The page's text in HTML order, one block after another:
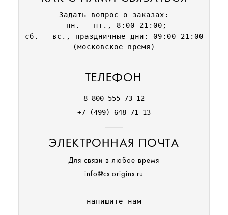
товара, свяжитесь с нами по телефонам8-800-555-73-12
+7 (499) 648-71-13 или электронной почте
info@cs.origins.ru
Задать вопрос о заказах:
пн. — пт., 8:00–21:00;
сб. — вс., праздничные дни: 09:00-21:00
(московское время)
ТЕЛЕФОН
8-800-555-73-12
+7 (499) 648-71-13
ЭЛЕКТРОННАЯ ПОЧТА
Для связи в любое время
info@cs.origins.ru
напишите нам